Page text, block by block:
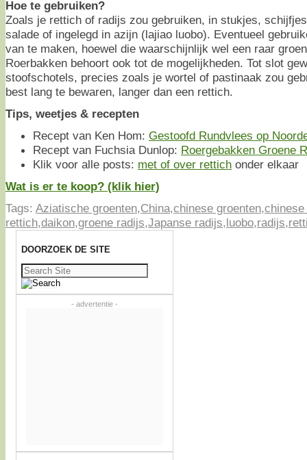
Hoe te gebruiken?
Zoals je rettich of radijs zou gebruiken, in stukjes,
salade of ingelegd in azijn (lajiao luobo). Eventueel
van te maken, hoewel die waarschijnlijk wel een raar
Roerbakken behoort ook tot de mogelijkheden. Tot slot
stoofschotels, precies zoals je wortel of pastinaak zou
best lang te bewaren, langer dan een rettich.
Tips, weetjes & recepten
Recept van Ken Hom: Gestoofd Rundvlees op
Recept van Fuchsia Dunlop: Roergebakken Groene
Klik voor alle posts: met of over rettich onder elkaar
Wat is er te koop? (klik hier)
Tags: Aziatische groenten,China,chinese groenten,
rettich,daikon,groene radijs,Japanse radijs,luobo,radijs,
DOORZOEK DE SITE
Zoeken
naar:
- advertentie -